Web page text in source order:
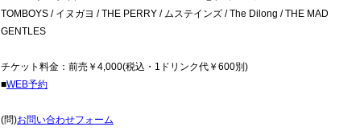
TOMBOYS / イヌガヨ / THE PERRY / ムステインズ / The Dilong / THE MAD
GENTLES
チケット料金：前売￥4,000(税込・1ドリンク代￥600別)
■WEB予約
(問)お問い合わせフォーム